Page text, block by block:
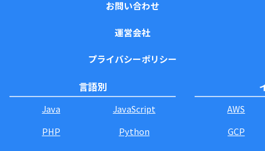
お問い合わせ
運営会社
プライバシーポリシー
言語別
Java
JavaScript
PHP
Python
AWS
GCP